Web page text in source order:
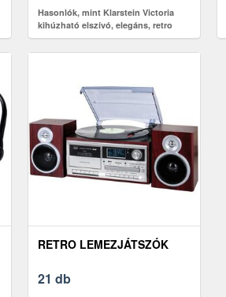
Hasonlók, mint Klarstein Victoria
kihúzható elszívó, elegáns, retro
ihletésű, időtálló EEC A++ 358, 54
m³/h 60 cm
RETRO LEMEZJÁTSZÓK
21 db